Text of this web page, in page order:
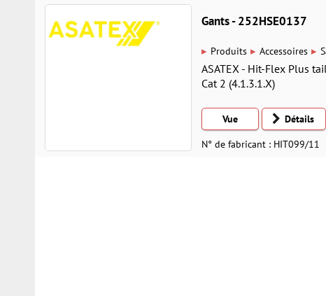
Gants - 252HSE0137
▸ Produits ▸ Accessoires ▸
ASATEX - Hit-Flex Plus
Cat 2 (4.1.3.1.X)
Vue
Détails
N° de fabricant : HIT099/11